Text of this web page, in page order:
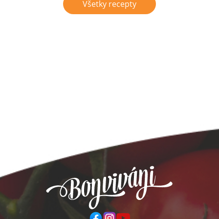
Všetky recepty